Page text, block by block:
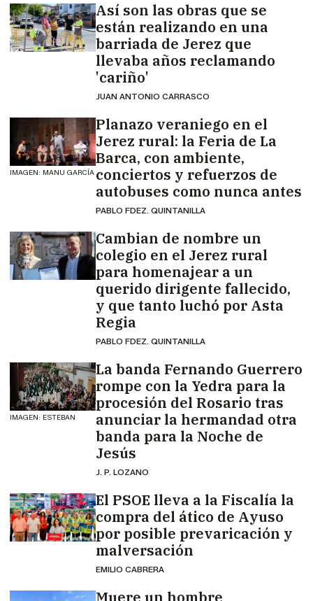
Así son las obras que se
están realizando en una
barriada de Jerez que
llevaba años reclamando
'cariño'
JUAN ANTONIO CARRASCO
IMAGEN: MANU GARCÍA
Planazo veraniego en el
Jerez rural: la Feria de La
Barca, con ambiente,
conciertos y refuerzos de
autobuses como nunca antes
PABLO FDEZ. QUINTANILLA
Cambian de nombre un
colegio en el Jerez rural
para homenajear a un
querido dirigente fallecido,
y que tanto luchó por Asta
Regia
PABLO FDEZ. QUINTANILLA
IMAGEN: ESTEBAN
La banda Fernando Guerrero
rompe con la Yedra para la
procesión del Rosario tras
anunciar la hermandad otra
banda para la Noche de
Jesús
J. P. LOZANO
El PSOE lleva a la Fiscalía la
compra del ático de Ayuso
por posible prevaricación y
malversación
EMILIO CABRERA
Muere un hombre